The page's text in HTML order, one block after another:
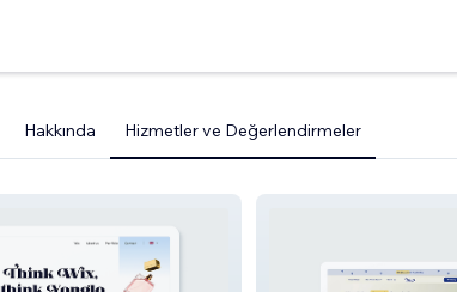
Hakkında Hizmetler ve Değerlendirmeler